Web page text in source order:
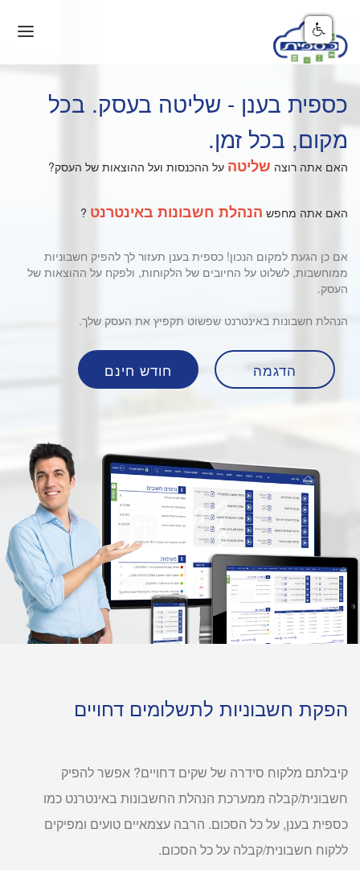
היכולות
מאמרים
מחירים
עוסק פטור?
כספית בענן - שליטה בעסק. בכל
מקום, בכל זמן.
האם אתה רוצהשליטהעל ההכנסות ועל ההוצאות של העסק?
האם אתה מחפשהנהלת חשבונות באינטרנט?
אם כן הגעת למקום הנכון! כספית בענן תעזור לך להפיק חשבוניות
ממוחשבות, לשלוט על החיובים של הלקוחות, ולפקח על ההוצאות של
העסק.
הנהלת חשבונות באינטרנט שפשוט תקפיץ את העסק שלך.
הדגמה חודש חינם
הפקת חשבוניות לתשלומים דחויים
קיבלתם מלקוח סידרה של שקים דחויים? אפשר להפיק
חשבונית/קבלה ממערכת הנהלת החשבונות באינטרנט כמו
כספית בענן, על כל הסכום. הרבה עצמאיים טועים ומפיקים
ללקוח חשבונית/קבלה על כל הסכום.